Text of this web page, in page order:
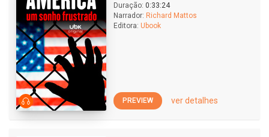
Duração: 0:33:24
Narrador: Richard Mattos
Editora: Ubook
PREVIEW ver detalhes